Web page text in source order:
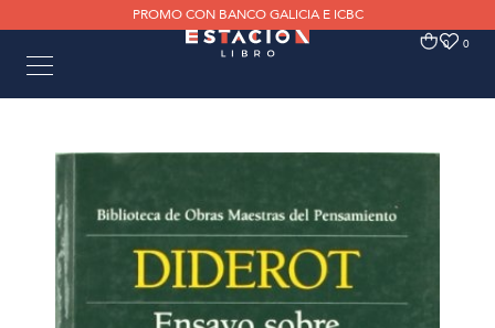
PROMO CON BANCO GALICIA E ICBC
0 0